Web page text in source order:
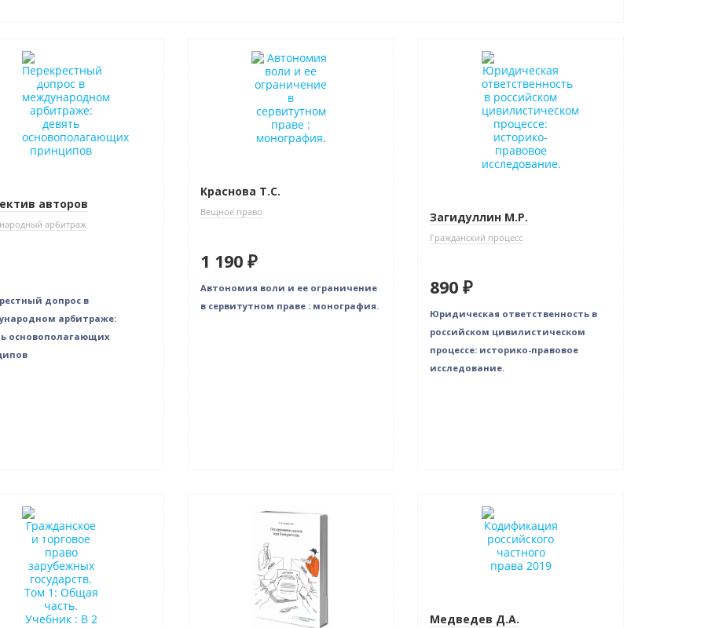
наличии
авторов
арбитраж
допрос в
арбитраже:
основополагающих
Краснова Т.С.
Вещное право
1 190 ₽
Автономия воли и ее ограничение
в сервитутном праве : монография.
Загидуллин М.Р.
Гражданский процесс
890 ₽
Юридическая ответственность в
российском цивилистическом
процессе: историко-правовое
исследование.
наличии
Медведев Д.А.